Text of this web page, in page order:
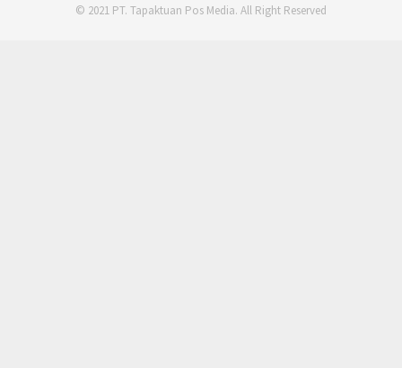
© 2021 PT. Tapaktuan Pos Media. All Right Reserved